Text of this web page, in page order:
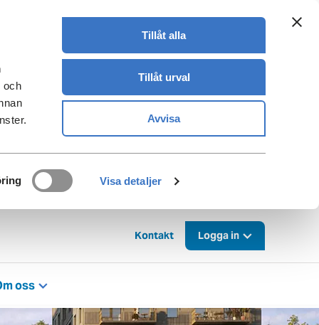
och
Visa detaljer
Tillåt alla
Tillåt urval
Avvisa
Kontakt Logga in
oss